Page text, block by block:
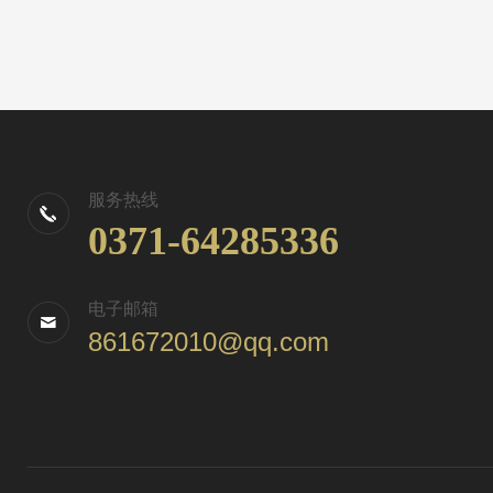
服务热线
0371-64285336
电子邮箱
861672010@qq.com